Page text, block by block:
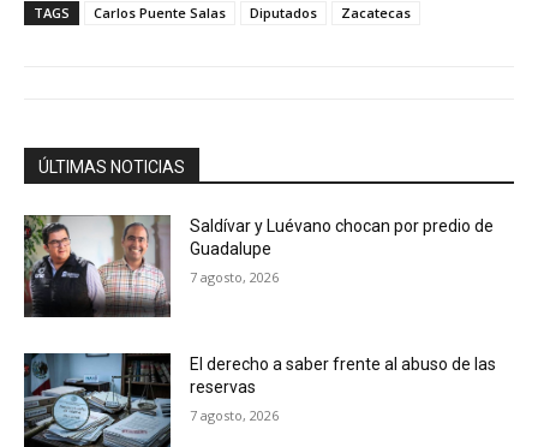
TAGS Carlos Puente Salas Diputados Zacatecas
ÚLTIMAS NOTICIAS
Saldívar y Luévano chocan por predio de
Guadalupe
7 agosto, 2026
El derecho a saber frente al abuso de las
reservas
7 agosto, 2026